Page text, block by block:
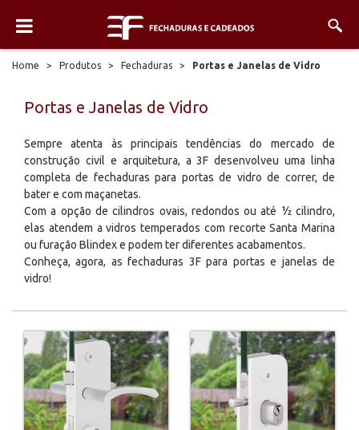
Home > Produtos > Fechaduras > Portas e Janelas de Vidro
Portas e Janelas de Vidro
Sempre atenta às principais tendências do mercado de
construção civil e arquitetura, a 3F desenvolveu uma linha
completa de fechaduras para portas de vidro de correr, de
bater e com maçanetas.
Com a opção de cilindros ovais, redondos ou até ½ cilindro,
elas atendem a vidros temperados com recorte Santa Marina
ou furação Blindex e podem ter diferentes acabamentos.
Conheça, agora, as fechaduras 3F para portas e janelas de
vidro!